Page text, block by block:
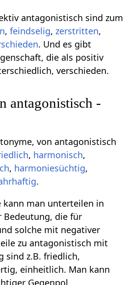
antagonistisch sind zum
,feindselig,zerstritten,
. Und es gibt
die als positiv
verschieden.
antagonistisch -
von antagonistisch
, harmonisch,
, harmoniesüchtig,
.
kann man unterteilen in
die für
solche mit negativer
zu antagonistisch mit
sind z.B. friedlich,
einheitlich. Man kann